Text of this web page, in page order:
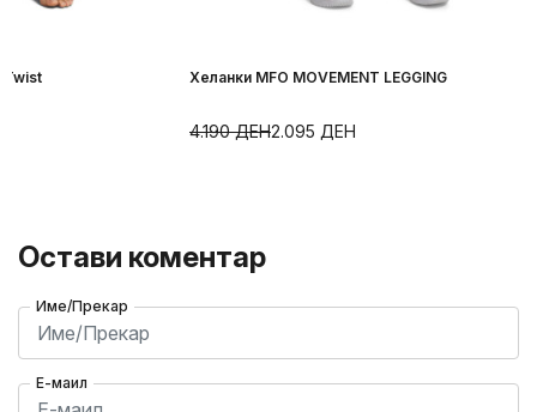
Twist Хеланки MFO MOVEMENT LEGGING
2.095 ДЕН
4.190ДЕН
Остави коментар
Име/Прекар
Е-маил